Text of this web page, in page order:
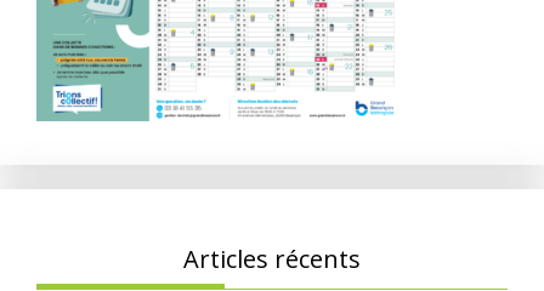
Articles récents